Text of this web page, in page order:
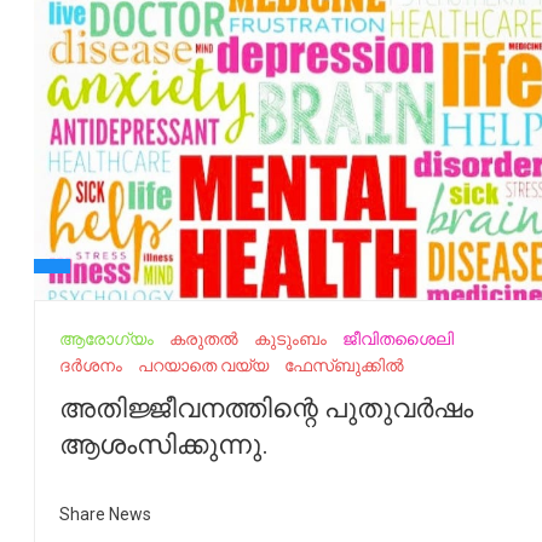
ആരോഗ്യം കരുതൽ കുടുംബം
ജീവിതശൈലി
ദർശനം
പറയാതെ വയ്യ ഫേസ്ബുക്കിൽ
അതിജ്ജീവനത്തിന്റെ പുതുവർഷം
ആശംസിക്കുന്നു.
Share News